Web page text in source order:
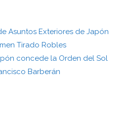
Asuntos Exteriores de Japón
Tirado Robles
concede la Orden del Sol
Barberán